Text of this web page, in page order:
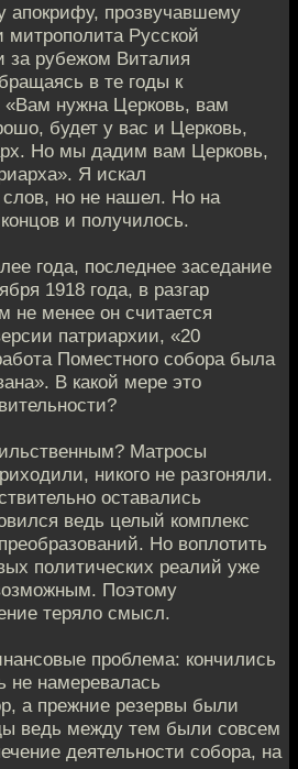
апокрифу, прозвучавшему
митрополита Русской
за рубежом Виталия
в те годы к
«Вам нужна Церковь, вам
будет у вас и Церковь,
Но мы дадим вам Церковь,
Я искал
но не нашел. Но на
и получилось.
года, последнее заседание
1918 года, в разгар
не менее он считается
патриархии, «20
Поместного собора была
В какой мере это
Матросы
никого не разгоняли.
оставались
ведь целый комплекс
Но воплотить
политических реалий уже
Поэтому
теряло смысл.
проблема: кончились
не намеревалась
а прежние резервы были
ведь между тем были совсем
деятельности собора, на